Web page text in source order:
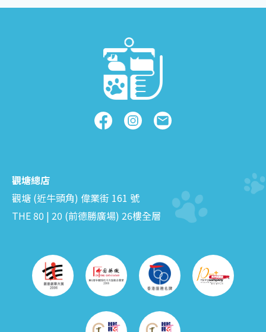
觀塘總店
觀塘 (近牛頭角) 偉業街 161 號
THE 80 | 20 (前德勝廣場) 26樓全層